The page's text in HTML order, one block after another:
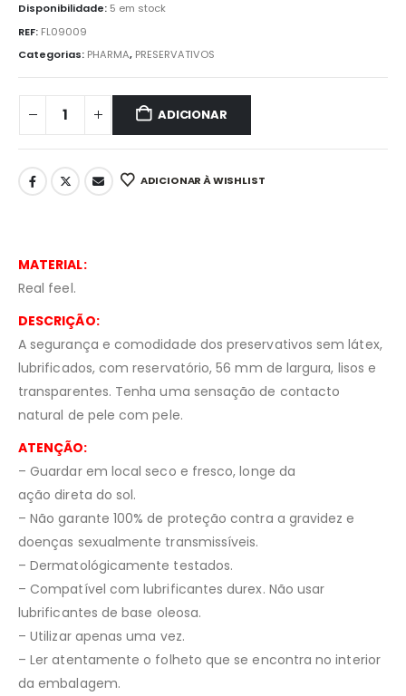
Disponibilidade: 5 em stock
REF: FL09009
Categorias: PHARMA, PRESERVATIVOS
ADICIONAR
ADICIONAR À WISHLIST
MATERIAL:
Real feel.
DESCRIÇÃO:
A segurança e comodidade dos preservativos sem látex,
lubrificados, com reservatório, 56 mm de largura, lisos e
transparentes. Tenha uma sensação de contacto
natural de pele com pele.
ATENÇÃO:
– Guardar em local seco e fresco, longe da
ação direta do sol.
– Não garante 100% de proteção contra a gravidez e
doenças sexualmente transmissíveis.
– Dermatológicamente testados.
– Compatível com lubrificantes durex. Não usar
lubrificantes de base oleosa.
– Utilizar apenas uma vez.
– Ler atentamente o folheto que se encontra no interior
da embalagem.